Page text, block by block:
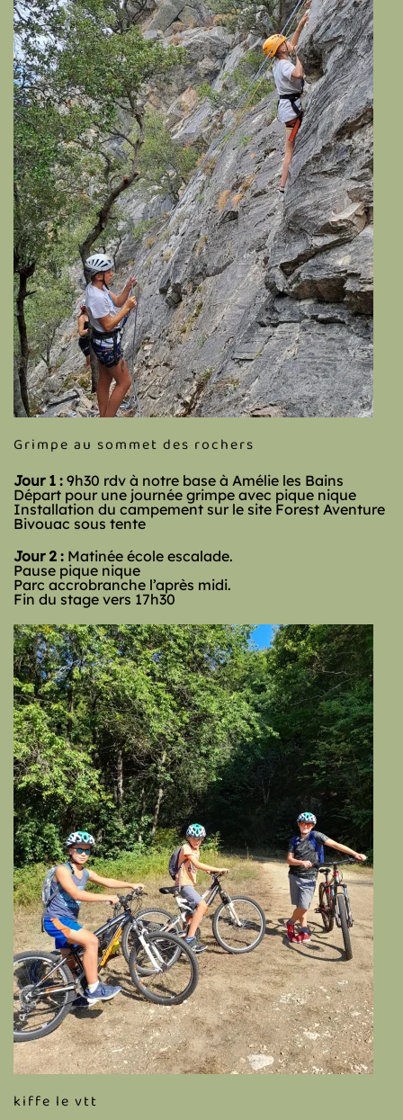
Grimpe au sommet des rochers
Jour 1 : 9h30 rdv à notre base à Amélie les Bains
Départ pour une journée grimpe avec pique nique
Installation du campement sur le site Forest Aventure
Bivouac sous tente
Jour 2 : Matinée école escalade.
Pause pique nique
Parc accrobranche l’après midi.
Fin du stage vers 17h30
kiffe le vtt